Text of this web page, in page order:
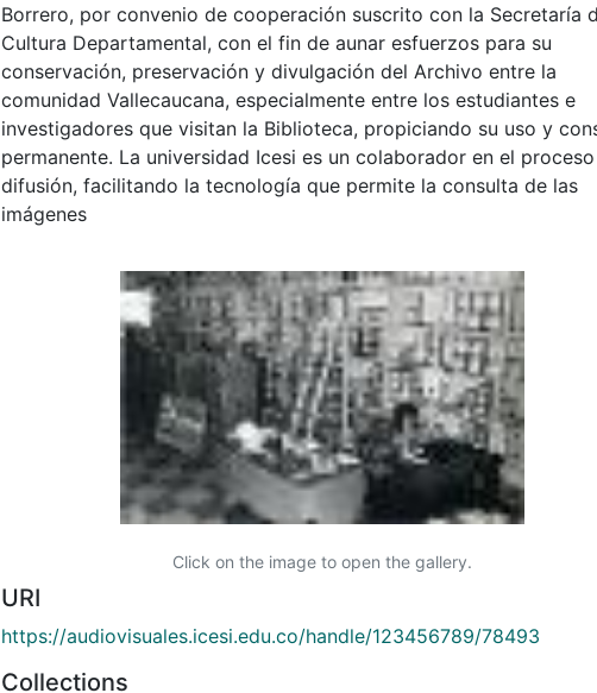
Borrero, por convenio de cooperación suscrito con la Secretaría
Cultura Departamental, con el fin de aunar esfuerzos para su
conservación, preservación y divulgación del Archivo entre la
comunidad Vallecaucana, especialmente entre los estudiantes e
investigadores que visitan la Biblioteca, propiciando su uso y
permanente. La universidad Icesi es un colaborador en el
difusión, facilitando la tecnología que permite la consulta de las
imágenes
Click on the image to open the gallery.
URI
https://audiovisuales.icesi.edu.co/handle/123456789/78493
Collections